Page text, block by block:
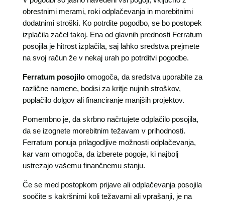
obrestnimi merami, roki odplačevanja in morebitnimi
dodatnimi stroški. Ko potrdite pogodbo, se bo postopek
izplačila začel takoj. Ena od glavnih prednosti Ferratum
posojila je hitrost izplačila, saj lahko sredstva prejmete
na svoj račun že v nekaj urah po potrditvi pogodbe.
Ferratum posojiloomogoča, da sredstva uporabite za
različne namene, bodisi za kritje nujnih stroškov,
poplačilo dolgov ali financiranje manjših projektov.
Pomembno je, da skrbno načrtujete odplačilo posojila,
da se izognete morebitnim težavam v prihodnosti.
Ferratum ponuja prilagodljive možnosti odplačevanja,
kar vam omogoča, da izberete pogoje, ki najbolj
ustrezajo vašemu finančnemu stanju.
Če se med postopkom prijave ali odplačevanja posojila
soočite s kakršnimi koli težavami ali vprašanji, je na